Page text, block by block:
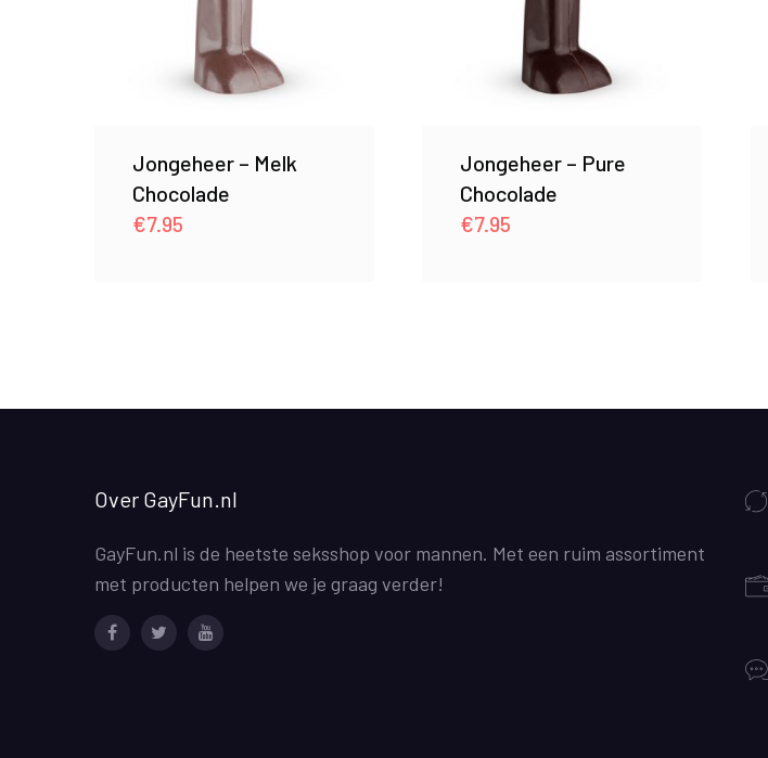
Jongeheer – Melk
Chocolade
€7.95
Jongeheer – Pure
Chocolade
€7.95
Over GayFun.nl
GayFun.nl is de heetste seksshop voor mannen. Met een ruim assortiment
met producten helpen we je graag verder!